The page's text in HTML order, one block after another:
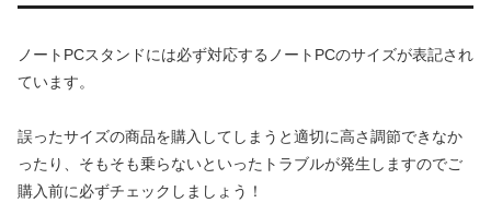
ノートPCスタンドには必ず対応するノートPCのサイズが表記され
ています。
誤ったサイズの商品を購入してしまうと適切に高さ調節できなか
ったり、そもそも乗らないといったトラブルが発生しますのでご
購入前に必ずチェックしましょう！